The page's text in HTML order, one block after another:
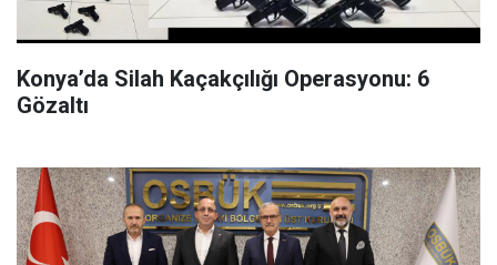
Konya’da Silah Kaçakçılığı Operasyonu: 6
Gözaltı